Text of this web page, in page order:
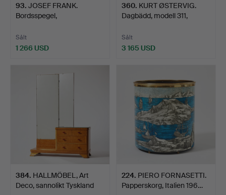
93. JOSEF FRANK.
Bordsspegel,
Sålt
1 266 USD
360. KURT ØSTERVIG.
Dagbädd, modell 311,
Sålt
3 165 USD
384. HALLMÖBEL, Art
Deco, sannolikt Tyskland
224. PIERO FORNASETTI.
Papperskorg, Italien 196…